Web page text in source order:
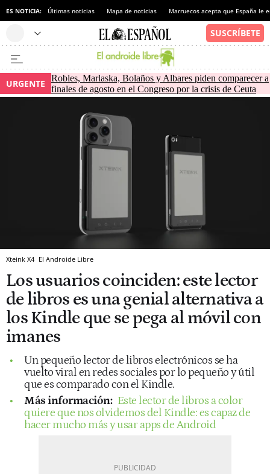
ES NOTICIA: Últimas noticias Mapa de noticias Marruecos acepta que España le
URGENTE
Robles, Marlaska, Bolaños y Albares piden comparecer a
finales de agosto en el Congreso por la crisis de Ceuta
Xteink X4 El Androide Libre
Los usuarios coinciden: este lector
de libros es una genial alternativa a
los Kindle que se pega al móvil con
imanes
Un pequeño lector de libros electrónicos se ha
vuelto viral en redes sociales por lo pequeño y útil
que es comparado con el Kindle.
Más información: Este lector de libros a color
quiere que nos olvidemos del Kindle: es capaz de
hacer mucho más y usar apps de Android